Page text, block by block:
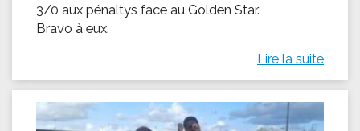
3/0 aux pénaltys face au Golden Star.
Bravo à eux.
Lire la suite